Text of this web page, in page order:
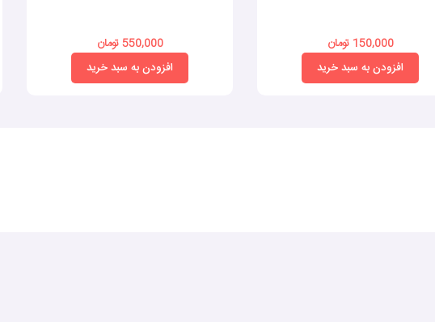
150,000 تومان
افزودن به سبد خرید
550,000 تومان
افزودن به سبد خرید